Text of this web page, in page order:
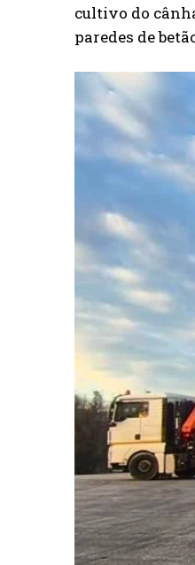
cultivo do
paredes de